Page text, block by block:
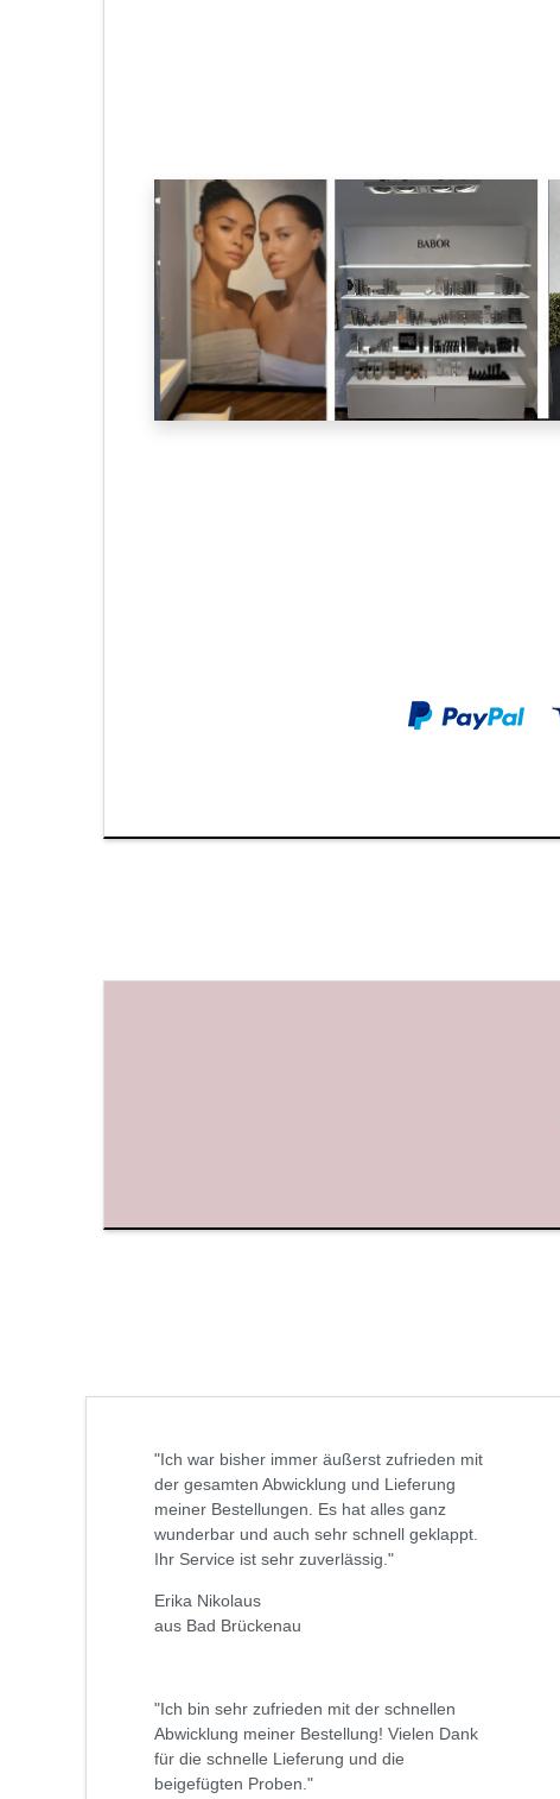
"Ich war bisher immer äußerst zufrieden mit
der gesamten Abwicklung und Lieferung
meiner Bestellungen. Es hat alles ganz
wunderbar und auch sehr schnell geklappt.
Ihr Service ist sehr zuverlässig."
Erika Nikolaus
aus Bad Brückenau
"Ich bin sehr zufrieden mit der schnellen
Abwicklung meiner Bestellung! Vielen Dank
für die schnelle Lieferung und die
beigefügten Proben."